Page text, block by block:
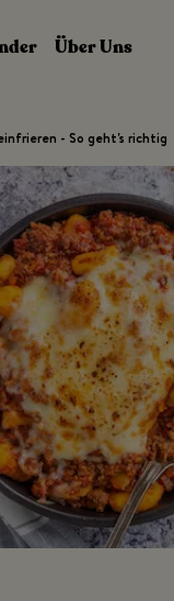
Über Uns
- So geht's richtig